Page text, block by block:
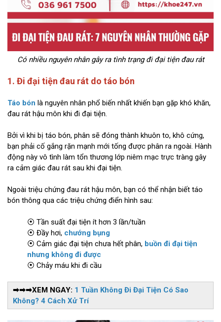
Có nhiều nguyên nhân gây ra tình trạng đi đại tiện đau rát
1. Đi đại tiện đau rát do táo bón
Táo bón là nguyên nhân phổ biến nhất khiến bạn gặp khó khăn,
đau rát hậu môn khi đi đại tiện.
Bởi vì khi bị táo bón, phân sẽ đóng thành khuôn to, khô cứng,
bạn phải cố gắng rặn mạnh mới tống được phân ra ngoài. Hành
động này vô tình làm tổn thương lớp niêm mạc trực tràng gây
ra cảm giác đau rát sau khi đại tiện.
Ngoài triệu chứng đau rát hậu môn, bạn có thể nhận biết táo
bón thông qua các triệu chứng điển hình sau:
⦿ Tần suất đại tiện ít hơn 3 lần/tuần
⦿ Đầy hơi, chướng bụng
⦿ Cảm giác đại tiện chưa hết phân, buồn đi đại tiện
nhưng không đi được
⦿ Chảy máu khi đi cầu
➡➡➡XEM NGAY: 1 Tuần Không Đi Đại Tiện Có Sao
Không? 4 Cách Xử Trí